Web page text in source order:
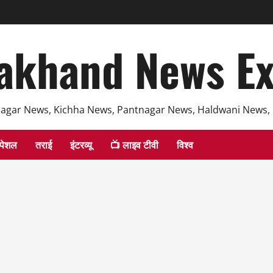
News
News, Kichha News, Pantnagar News, Haldwani
तराई इंटरव्यू 📺 लाइव टीवी विश्व